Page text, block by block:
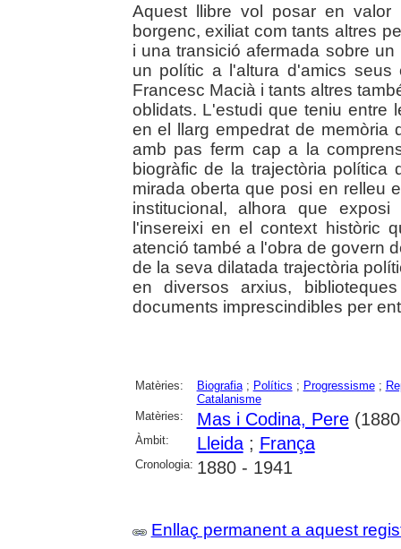
Aquest llibre vol posar en
borgenc, exiliat com tants altres
i una transició afermada sobre
un polític a l'altura d'amics seus
Francesc Macià i tants altres
oblidats. L'estudi que teniu entre
en el llarg empedrat de memòria
amb pas ferm cap a la
biogràfic de la trajectòria
mirada oberta que posi en relleu
institucional, alhora que
l'insereixi en el context històric
atenció també a l'obra de govern
de la seva dilatada trajectòria
en diversos arxius,
documents imprescindibles per
Matèries: Biografia; Polítics ; Progressisme;
Catalanisme
Matèries:
Mas i Codina, Pere
Àmbit: Lleida; França
Cronologia: 1880 - 1941
Enllaç permanent a aquest